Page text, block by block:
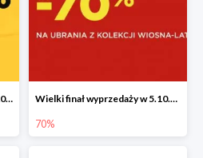
Dodatkowe -20% rabatu w 5.10.15 Wielki finał wyprzedaży w 5.10.15 do -70%
70%